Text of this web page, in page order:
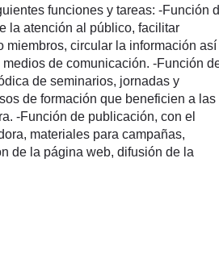
funciones y tareas: -Función
la atención al público, facilitar
miembros, circular la información así
de comunicación. -Función
de seminarios, jornadas y
de formación que beneficien a las
-Función de publicación, con el
materiales para campañas,
de la página web, difusión de la